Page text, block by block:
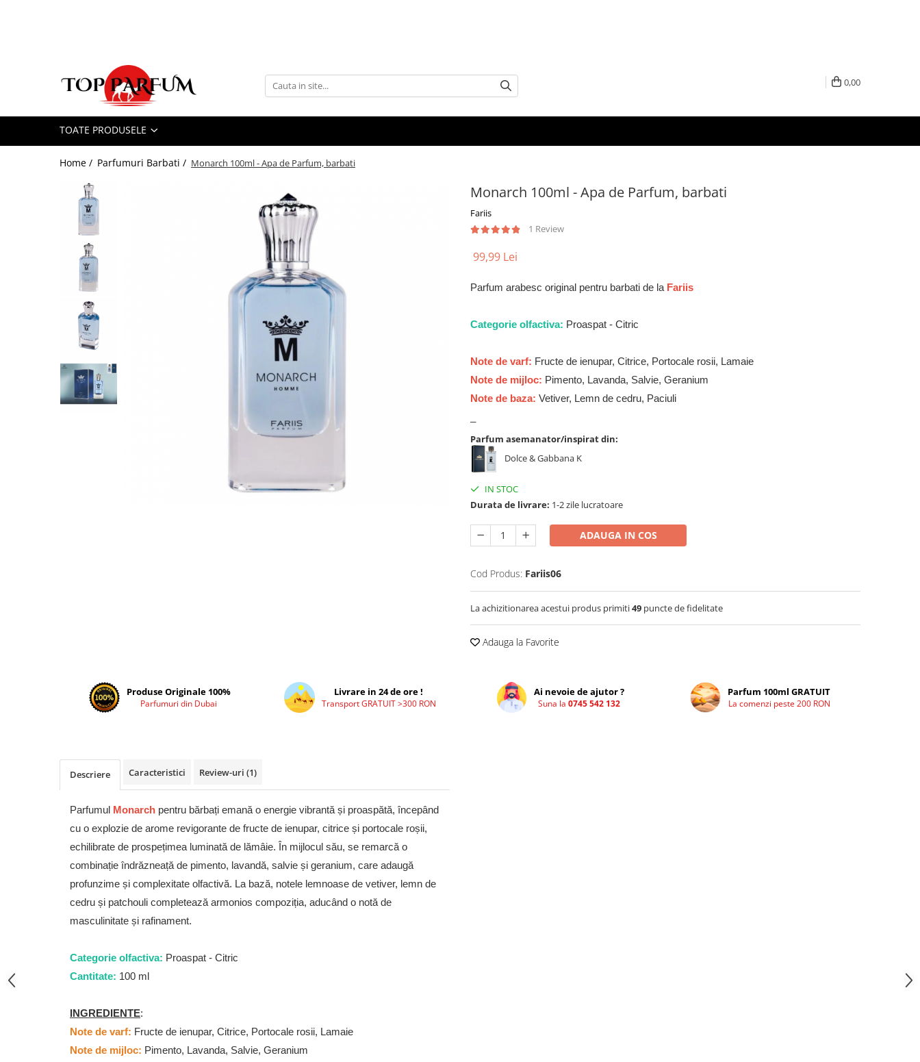
Seturi Parfumuri
Pachete BARBATI
Parfumuri Barbati
Parfumuri Unisex
Tipuri Parfumuri
Parfumuri Citrice
Parfumuri Condimentate
Parfumuri Dulci
Parfumuri Exotice
Parfumuri Fresh
Parfumuri Florale
Parfumuri Fructate
Al Fakhr Perfumes
Ard al Zaafaran
Athoor Al Alam
Fragrance World
Frederic Patric
Grandeur Elite
Jenny Glow
Lattafa Pride
0,00
TOATE PRODUSELE
Home / Parfumuri Barbati / Monarch 100ml - Apa de Parfum, barbati
Monarch 100ml - Apa de Parfum, barbati
Fariis
1 Review
99,99 Lei
Parfum arabesc original pentru barbati de la Fariis
Categorie olfactiva: Proaspat - Citric
Note de varf: Fructe de ienupar, Citrice, Portocale rosii, Lamaie
Note de mijloc: Pimento, Lavanda, Salvie, Geranium
Note de baza: Vetiver, Lemn de cedru, Paciuli
Parfum asemanator/inspirat din:
Dolce & Gabbana K
IN STOC
Durata de livrare: 1-2 zile lucratoare
ADAUGA IN COS
Cod Produs: Fariis06
La achizitionarea acestui produs primiti49 puncte de fidelitate
Adauga la Favorite
Produse Originale 100%
Parfumuri din Dubai
Livrare in 24 de ore !
Transport GRATUIT >300 RON
Ai nevoie de ajutor ?
Suna la 0745 542 132
Parfum 100ml GRATUIT
La comenzi peste 200 RON
Descriere Caracteristici Review-uri (1)
Parfumul Monarch pentru bărbați emană o energie vibrantă și proaspătă, începând
cu o explozie de arome revigorante de fructe de ienupar, citrice și portocale roșii,
echilibrate de prospețimea luminată de lămâie. În mijlocul său, se remarcă o
combinație îndrăzneață de pimento, lavandă, salvie și geranium, care adaugă
profunzime și complexitate olfactivă. La bază, notele lemnoase de vetiver, lemn de
cedru și patchouli completează armonios compoziția, aducând o notă de
masculinitate și rafinament.
Categorie olfactiva: Proaspat - Citric
Cantitate: 100 ml
INGREDIENTE:
Note de varf: Fructe de ienupar, Citrice, Portocale rosii, Lamaie
Note de mijloc: Pimento, Lavanda, Salvie, Geranium